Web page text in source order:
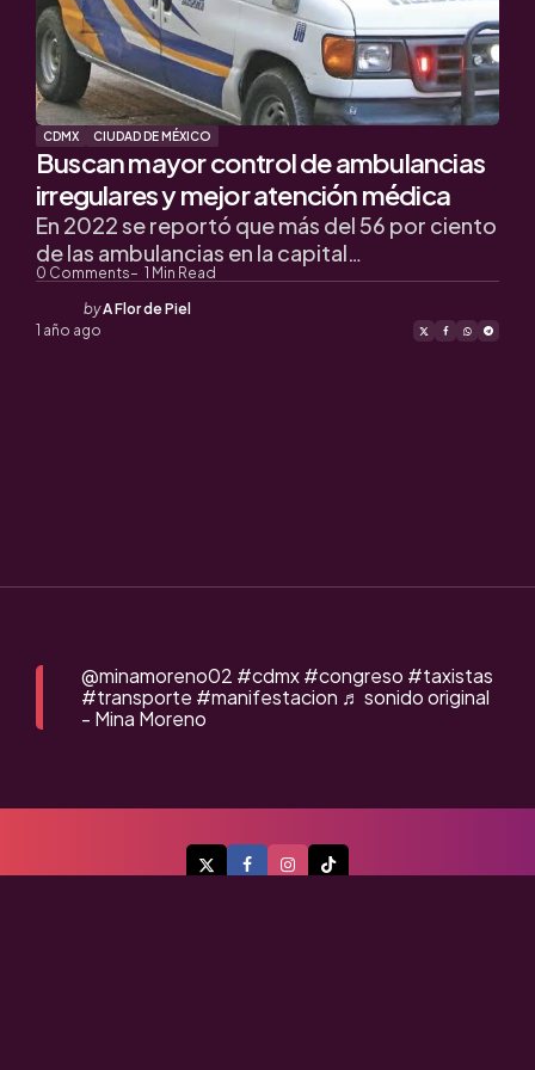
CDMX CIUDAD DE MÉXICO
Buscan mayor control de ambulancias
irregulares y mejor atención médica
0 Comments 1 Min Read
En 2022 se reportó que más del 56 por ciento
de las ambulancias en la capital…
Posted
by
byA Flor de Piel
1 año ago
@minamoreno02 #cdmx#congreso #taxistas
#transporte #manifestacion ♬ sonido original
- Mina Moreno